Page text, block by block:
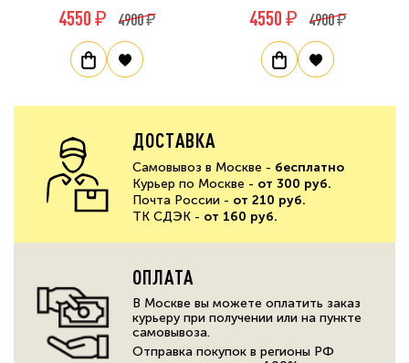
4550 ₽ 4900 ₽ 4550 ₽ 4900 ₽
ДОСТАВКА
Самовывоз в Москве - бесплатно
Курьер по Москве - от 300 руб.
Почта России - от 210 руб.
ТК СДЭК - от 160 руб.
ОПЛАТА
В Москве вы можете оплатить заказ
курьеру при получении или на пункте
самовывоза.
Отправка покупок в регионы РФ